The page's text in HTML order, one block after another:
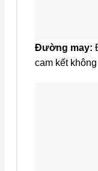
Đường may:
cam kết